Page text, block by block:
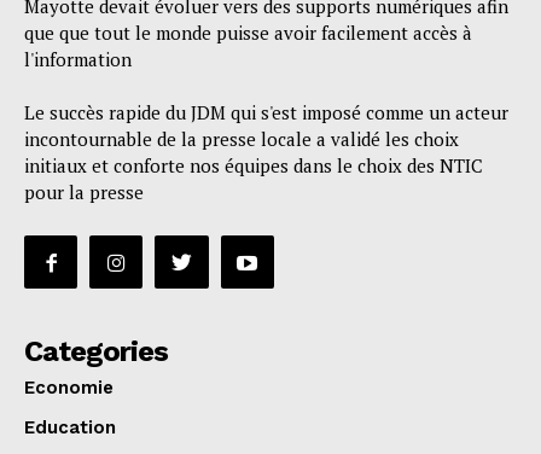
Mayotte devait évoluer vers des supports numériques afin
que que tout le monde puisse avoir facilement accès à
l'information
Le succès rapide du JDM qui s'est imposé comme un acteur
incontournable de la presse locale a validé les choix
initiaux et conforte nos équipes dans le choix des NTIC
pour la presse
Categories
Economie
Education